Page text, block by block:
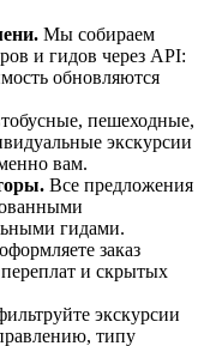
Мы собираем
и гидов через API:
обновляются
пешеходные,
экскурсии
вам.
Все предложения
гидами.
заказ
и скрытых
экскурсии
типу